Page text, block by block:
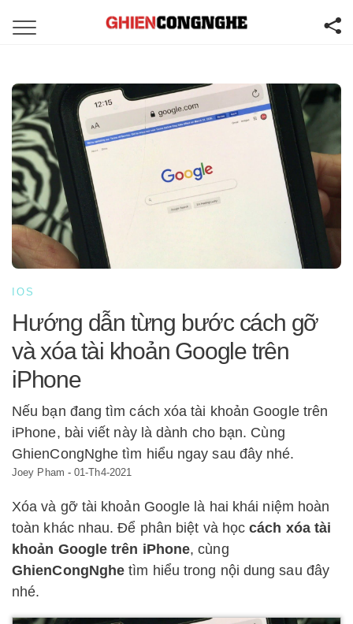
IOS
Hướng dẫn từng bước cách gỡ
và xóa tài khoản Google trên
iPhone
Nếu bạn đang tìm cách xóa tài khoản Google trên
iPhone, bài viết này là dành cho bạn. Cùng
GhienCongNghe tìm hiểu ngay sau đây nhé.
Joey Pham -01-Th4-2021
Xóa và gỡ tài khoản Google là hai khái niệm hoàn
toàn khác nhau. Để phân biệt và họccách xóa tài
khoản Google trên iPhone, cùng
GhienCongNghe tìm hiểu trong nội dung sau đây
nhé.